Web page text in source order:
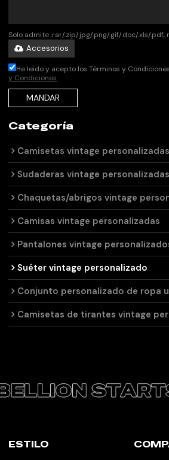
Solo admite .rar/.zip/.jpg/.png/.gif/.doc/.xls/.pdf,
Accesorios
He leido y acepto los Términos y
y Condiciones
MANDAR
Categoría
Camisetas vintage personalizadas
Sudaderas vintage personalizadas
Chaquetas/abrigos vintage
Camisas vintage personalizadas
Pantalones vintage
Suéter vintage personalizado
Conjunto personalizado de ropa
Camisetas de tirantes vintage
ESTILO